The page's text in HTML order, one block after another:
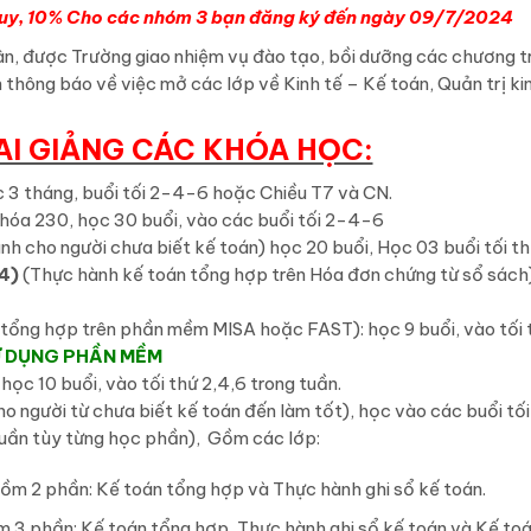
10% Cho các nhóm 3 bạn đăng ký đến ngày 09/7/2024
được Trường giao nhiệm vụ đào tạo, bồi dưỡng các chương
báo về việc mở các lớp về Kinh tế – Kế toán, Quản trị
GIẢNG CÁC KHÓA HỌC:
3 tháng, buổi tối 2-4-6 hoặc Chiều T7 và CN.
230, học 30 buổi, vào các buổi tối 2-4-6
cho người chưa biết kế toán) học 20 buổi, Học 03 buổi tối
(Thực hành kế toán tổng hợp trên Hóa đơn chứng từ sổ
hợp trên phần mềm MISA hoặc FAST): học 9 buổi, vào tối
PHẦN MỀM
học 10 buổi, vào tối thứ 2,4,6 trong tuần.
người từ chưa biết kế toán đến làm tốt), học vào các buổi
tùy từng học phần), Gồm các lớp:
2 phần: Kế toán tổng hợp và Thực hành ghi sổ kế toán.